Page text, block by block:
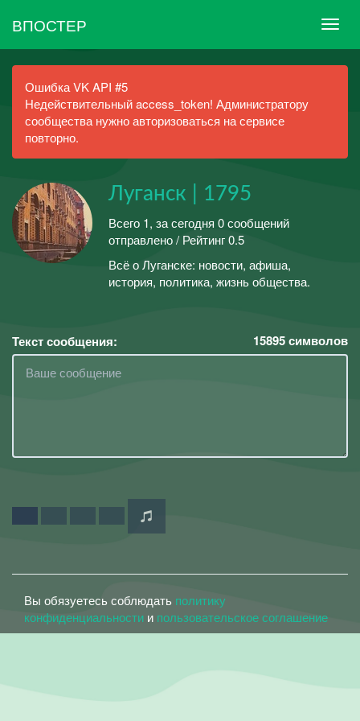
ВПОСТЕР
Ошибка VK API #5
Недействительный access_token! Администратору
сообщества нужно авторизоваться на сервисе
повторно.
Луганск | 1795
Всего 1, за сегодня 0 сообщений
отправлено / Рейтинг 0.5
Всё о Луганске: новости, афиша,
история, политика, жизнь общества.
Текст сообщения: 15895символов
Вы обязуетесь соблюдать политику
конфиденциальности и пользовательское соглашение